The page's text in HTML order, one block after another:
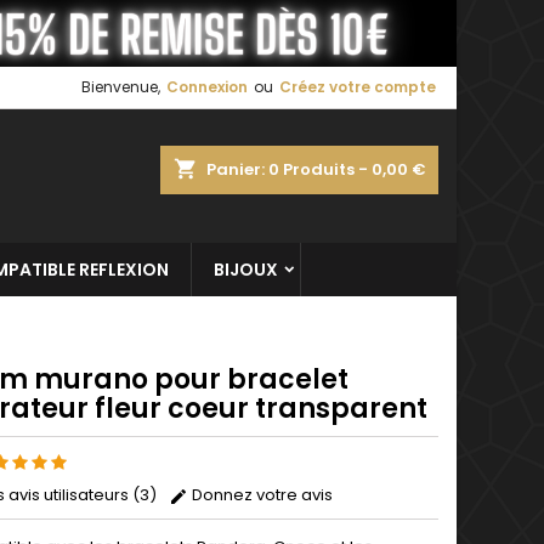
Bienvenue, Connexion ou Créez votre compte
shopping_cart Panier: 0 Produits - 0,00 €
REFLEXION BIJOUX
murano pour bracelet
fleur coeur transparent
avis utilisateurs (3)
Donnez votre avis